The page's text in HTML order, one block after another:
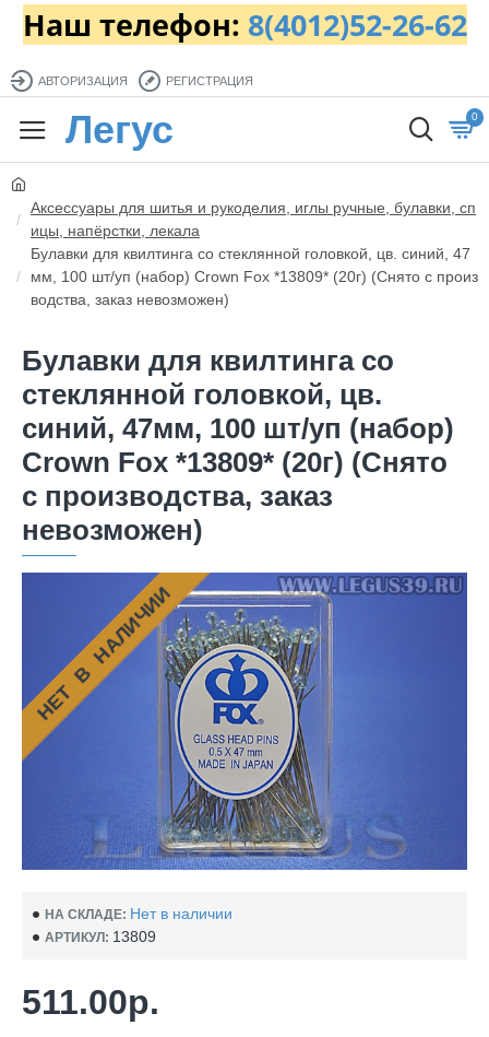
Наш телефон: 8(4012)52-26-62
АВТОРИЗАЦИЯ РЕГИСТРАЦИЯ
Легус 0
Аксессуары для шитья и рукоделия, иглы ручные, булавки, сп
ицы, напёрстки, лекала
Булавки для квилтинга со стеклянной головкой, цв. синий, 47
мм, 100 шт/уп (набор) Crown Fox *13809* (20г) (Снято с произ
водства, заказ невозможен)
Булавки для квилтинга со
стеклянной головкой, цв.
синий, 47мм, 100 шт/уп (набор)
Crown Fox *13809* (20г) (Снято
с производства, заказ
невозможен)
НЕТ В НАЛИЧИИ
НА СКЛАДЕ: Нет в наличии
АРТИКУЛ: 13809
511.00р.